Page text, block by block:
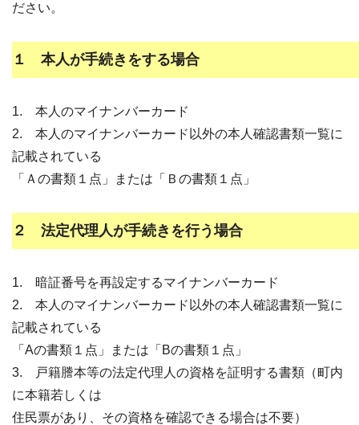
ださい。
１ 本人が手続きをする場合
1. 本人のマイナンバーカード
2. 本人のマイナンバーカード以外の本人確認書類一覧に
記載されている
「Ａの書類１点」または「Ｂの書類１点」
２ 法定代理人が手続きを行う場合
1. 暗証番号を再設定するマイナンバーカード
2. 本人のマイナンバーカード以外の本人確認書類一覧に
記載されている
「Aの書類１点」または「Bの書類１点」
3. 戸籍謄本等の法定代理人の資格を証明する書類（町内
に本籍若しくは
住民票があり、その資格を確認できる場合は不要）